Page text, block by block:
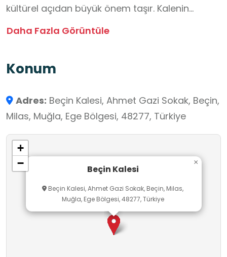
kültürel açıdan büyük önem taşır. Kalenin
bulunduğu tepe, çevreye hâkim bir konumdadır.
taş kullanılmış; surlar, burçlar ve iç kalede çeşitli
medrese, hamam ve sivil yapılara ait kalıntılar
bulunmaktadır. Bu yapılar, Beçin’in yalnızca bir
kale değil, aynı zamanda bir yerleşim ve
yönetim merkezi olduğunu göstermektedir.
Günümüzde kaleyi ziyaret edenler, tarihî
manzaranın keyfini çıkarabilir. Beçin Kalesi,
Menteşe mirasını ve Anadolu beylikleri dönemini
tanımak için önemli bir duraktır.
Daha Fazla Görüntüle
Konum
Adres: Beçin Kalesi, Ahmet Gazi Sokak, Beçin,
Milas, Muğla, Ege Bölgesi, 48277, Türkiye
Beçin Kalesi
Beçin Kalesi, Ahmet Gazi Sokak, Beçin, Milas,
Muğla, Ege Bölgesi, 48277, Türkiye
×
+
−